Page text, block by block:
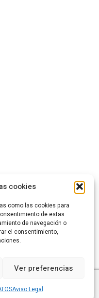
cookies
como las cookies para
de estas
de navegación o
el consentimiento,
Ver preferencias
Aviso Legal